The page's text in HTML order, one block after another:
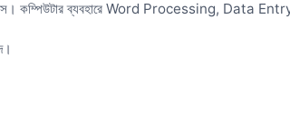
কম্পিউটার ব্যবহারে Word Processing, Data